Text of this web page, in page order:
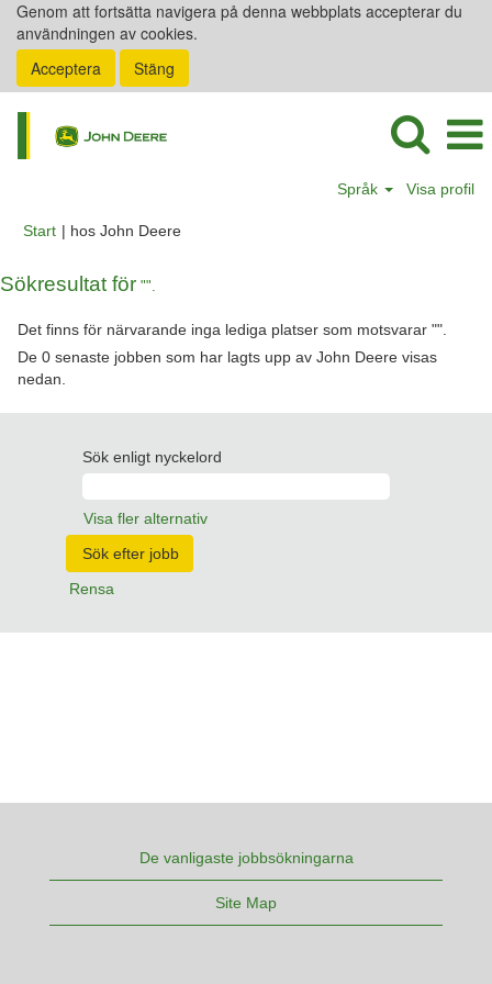
Genom att fortsätta navigera på denna webbplats accepterar du
användningen av cookies.
Acceptera
Stäng
Språk Visa profil
Start | hos John Deere(aktuell
Sökresultat för "".
Det finns för närvarande inga lediga platser som motsvarar "".
De 0 senaste jobben som har lagts upp av John Deere visas
nedan.
Sök enligt nyckelord
Visa fler alternativ
Rensa
De vanligaste jobbsökningarna
Site Map